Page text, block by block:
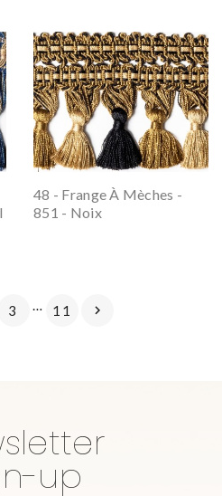
48 - Frange À Mèches -
851 - Noix
3 … 11 
up